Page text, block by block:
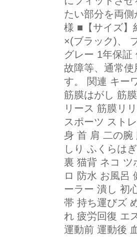
たい部分を両
様 ■【サイズ】
×(ブラック)、
グレー 1年保証
故障等、通常
す。 関連 キー
筋膜はがし 筋
リース 筋膜リ
スポーツ スト
身 首 肩 二の腕
しり ふくらは
裏 猫背 ネコ ツ
ロ 防水 お風呂
ーラー 潰し 初
帯 持ち運びズ
れ 疲労回復 エ
運動前 運動後